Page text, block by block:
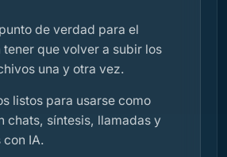
de verdad para el
que volver a subir los
una y otra vez.
listos para usarse como
chats, síntesis, llamadas y
IA.